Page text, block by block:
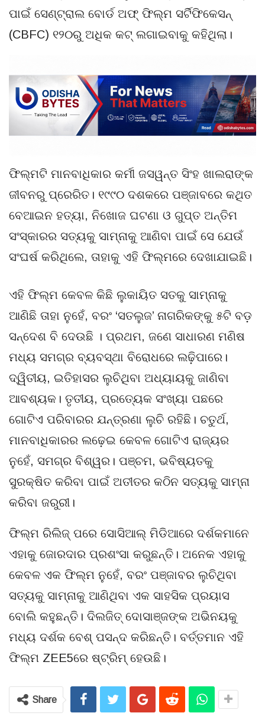
ପାଇଁ ସେଣ୍ଟ୍ରାଲ ବୋର୍ଡ ଅଫ୍ ଫିଲ୍ମ ସର୍ଟିଫିକେସନ୍
(CBFC) ୧୨୦ରୁ ଅଧିକ କଟ୍ ଲଗାଇବାକୁ କହିଥିଲା।
ଫିଲ୍ମଟି ମାନବାଧିକାର କର୍ମୀ ଜସୱନ୍ତ ସିଂହ ଖାଲରାଙ୍କ
ଜୀବନରୁ ପ୍ରେରିତ। ୧୯୯୦ ଦଶକରେ ପଞ୍ଜାବରେ କଥିତ
ବେଆଇନ ହତ୍ୟା, ନିଖୋଜ ଘଟଣା ଓ ଗୁପ୍ତ ଅନ୍ତିମ
ସଂସ୍କାରର ସତ୍ୟକୁ ସାମ୍ନାକୁ ଆଣିବା ପାଇଁ ସେ ଯେଉଁ
ସଂଘର୍ଷ କରିଥିଲେ, ତାହାକୁ ଏହି ଫିଲ୍ମରେ ଦେଖାଯାଇଛି।
ଏହି ଫିଲ୍ମ କେବଳ କିଛି ଲୁକାୟିତ ସତକୁ ସାମ୍ନାକୁ
ଆଣିଛି ତାହା ନୁହେଁ, ବରଂ ‘ସତଲୁଜ’ ନାଗରିକଙ୍କୁ ୫ଟି ବଡ଼
ସନ୍ଦେଶ ବି ଦେଉଛି । ପ୍ରଥମ, ଜଣେ ସାଧାରଣ ମଣିଷ
ମଧ୍ୟ ସମଗ୍ର ବ୍ୟବସ୍ଥା ବିରୋଧରେ ଲଢ଼ିପାରେ।
ଦ୍ୱିତୀୟ, ଇତିହାସର ଲୁଚିଥିବା ଅଧ୍ୟାୟକୁ ଜାଣିବା
ଆବଶ୍ୟକ। ତୃତୀୟ, ପ୍ରତ୍ୟେକ ସଂଖ୍ୟା ପଛରେ
ଗୋଟିଏ ପରିବାରର ଯନ୍ତ୍ରଣା ଲୁଚି ରହିଛି। ଚତୁର୍ଥ,
ମାନବାଧିକାରର ଲଢ଼େଇ କେବଳ ଗୋଟିଏ ରାଜ୍ୟର
ନୁହେଁ, ସମଗ୍ର ବିଶ୍ୱର। ପଞ୍ଚମ, ଭବିଷ୍ୟତକୁ
ସୁରକ୍ଷିତ କରିବା ପାଇଁ ଅତୀତର କଠିନ ସତ୍ୟକୁ ସାମ୍ନା
କରିବା ଜରୁରୀ।
ଫିଲ୍ମ ରିଲିଜ୍ ପରେ ସୋସିଆଲ୍ ମିଡିଆରେ ଦର୍ଶକମାନେ
ଏହାକୁ ଜୋରଦାର ପ୍ରଶଂସା କରୁଛନ୍ତି। ଅନେକ ଏହାକୁ
କେବଳ ଏକ ଫିଲ୍ମ ନୁହେଁ, ବରଂ ପଞ୍ଜାବର ଲୁଚିଥିବା
ସତ୍ୟକୁ ସାମ୍ନାକୁ ଆଣିଥିବା ଏକ ସାହସିକ ପ୍ରୟାସ
ବୋଲି କହୁଛନ୍ତି। ଦିଲଜିତ୍ ଦୋସାଞ୍ଜଙ୍କ ଅଭିନୟକୁ
ମଧ୍ୟ ଦର୍ଶକ ବେଶ୍ ପସନ୍ଦ କରିଛନ୍ତି। ବର୍ତ୍ତମାନ ଏହି
ଫିଲ୍ମ ZEE5ରେ ଷ୍ଟ୍ରିମ୍ ହେଉଛି।
Share